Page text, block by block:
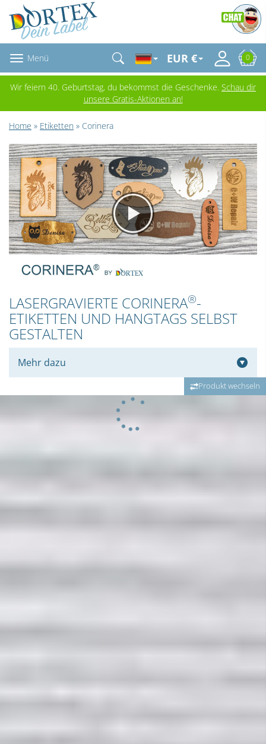
Menü EUR € 0
Wir feiern 40. Geburtstag, du bekommst die Geschenke. Schau dir
unsere Gratis-Aktionen an!
Home » Etiketten » Corinera
LASERGRAVIERTE CORINERA®-
ETIKETTEN UND HANGTAGS SELBST
GESTALTEN
Mehr dazu